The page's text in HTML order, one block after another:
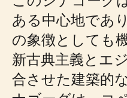
ある中心地であ
の象徴としても
新古典主義とエ
合させた建築的